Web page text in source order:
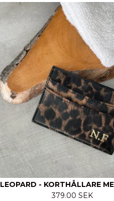
LEOPARD - KORTHÅLLARE
379.00 SEK